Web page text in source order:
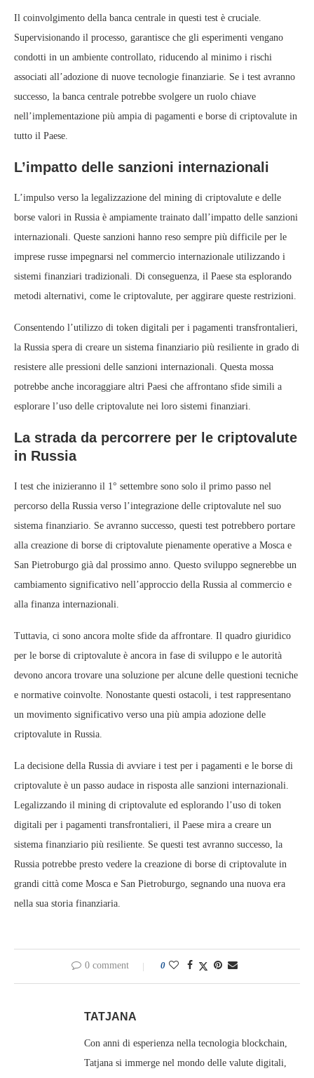
Il coinvolgimento della banca centrale in questi test è cruciale.
Supervisionando il processo, garantisce che gli esperimenti vengano
condotti in un ambiente controllato, riducendo al minimo i rischi
associati all’adozione di nuove tecnologie finanziarie. Se i test avranno
successo, la banca centrale potrebbe svolgere un ruolo chiave
nell’implementazione più ampia di pagamenti e borse di criptovalute in
tutto il Paese.
L’impatto delle sanzioni internazionali
L’impulso verso la legalizzazione del mining di criptovalute e delle
borse valori in Russia è ampiamente trainato dall’impatto delle sanzioni
internazionali. Queste sanzioni hanno reso sempre più difficile per le
imprese russe impegnarsi nel commercio internazionale utilizzando i
sistemi finanziari tradizionali. Di conseguenza, il Paese sta esplorando
metodi alternativi, come le criptovalute, per aggirare queste restrizioni.
Consentendo l’utilizzo di token digitali per i pagamenti transfrontalieri,
la Russia spera di creare un sistema finanziario più resiliente in grado di
resistere alle pressioni delle sanzioni internazionali. Questa mossa
potrebbe anche incoraggiare altri Paesi che affrontano sfide simili a
esplorare l’uso delle criptovalute nei loro sistemi finanziari.
La strada da percorrere per le criptovalute
in Russia
I test che inizieranno il 1° settembre sono solo il primo passo nel
percorso della Russia verso l’integrazione delle criptovalute nel suo
sistema finanziario. Se avranno successo, questi test potrebbero portare
alla creazione di borse di criptovalute pienamente operative a Mosca e
San Pietroburgo già dal prossimo anno. Questo sviluppo segnerebbe un
cambiamento significativo nell’approccio della Russia al commercio e
alla finanza internazionali.
Tuttavia, ci sono ancora molte sfide da affrontare. Il quadro giuridico
per le borse di criptovalute è ancora in fase di sviluppo e le autorità
devono ancora trovare una soluzione per alcune delle questioni tecniche
e normative coinvolte. Nonostante questi ostacoli, i test rappresentano
un movimento significativo verso una più ampia adozione delle
criptovalute in Russia.
La decisione della Russia di avviare i test per i pagamenti e le borse di
criptovalute è un passo audace in risposta alle sanzioni internazionali.
Legalizzando il mining di criptovalute ed esplorando l’uso di token
digitali per i pagamenti transfrontalieri, il Paese mira a creare un
sistema finanziario più resiliente. Se questi test avranno successo, la
Russia potrebbe presto vedere la creazione di borse di criptovalute in
grandi città come Mosca e San Pietroburgo, segnando una nuova era
nella sua storia finanziaria.
0 comment 0
TATJANA
Con anni di esperienza nella tecnologia blockchain,
Tatjana si immerge nel mondo delle valute digitali,